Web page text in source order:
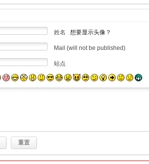
姓名 想要显示头像？
Mail (will not be published)
站点
重置